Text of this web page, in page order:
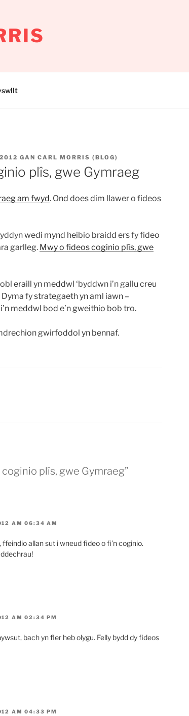
GAN CARL MORRIS (BLOG)
plîs, gwe Gymraeg
am fwyd. Ond does dim llawer o fideos
wedi mynd heibio braidd ers fy fideo
garlleg. Mwy o fideos coginio plîs, gwe
eraill yn meddwl ‘byddwn i’n gallu creu
fy strategaeth yn aml iawn –
meddwl bod e’n gweithio bob tro.
gwirfoddol yn bennaf.
plîs, gwe Gymraeg”
AM 06:34 AM
allan sut i wneud fideo o fi’n coginio.
AM 02:34 PM
bach yn fler heb olygu. Felly bydd dy fideos
AM 04:33 PM